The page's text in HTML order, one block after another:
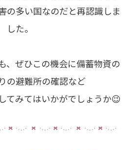
の多い国なのだと再認識しま
した。
、ぜひこの機会に備蓄物資の
の避難所の確認など
てみてはいかがでしょうか😉